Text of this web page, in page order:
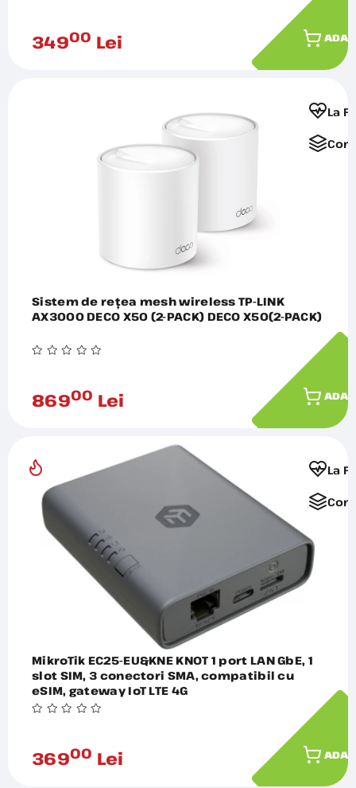
34900 Lei
La
Sistem de rețea mesh wireless TP-LINK
AX3000 DECO X50 (2-PACK) DECO X50(2-PACK)
86900 Lei
La
MikroTik EC25-EU&KNE KNOT 1 port LAN GbE, 1
slot SIM, 3 conectori SMA, compatibil cu
eSIM, gateway IoT LTE 4G
36900 Lei